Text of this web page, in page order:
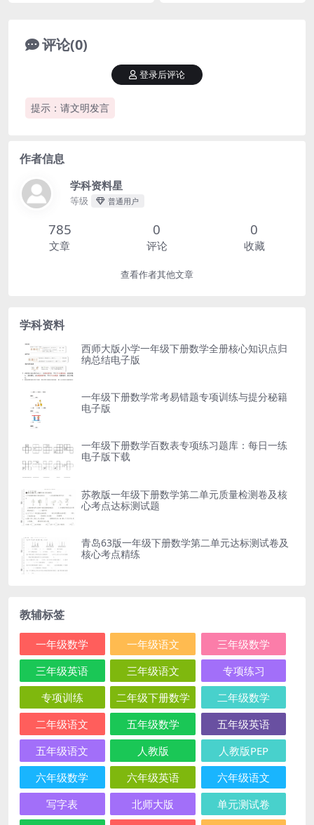
评论(0)
提示：请文明发言
登录后评论
作者信息
学科资料星
等级 普通用户
785
文章
0
评论
0
收藏
查看作者其他文章
学科资料
西师大版小学一年级下册数学全册核心知识点归
纳总结电子版
一年级下册数学常考易错题专项训练与提分秘籍
电子版
一年级下册数学百数表专项练习题库：每日一练
电子版下载
苏教版一年级下册数学第二单元质量检测卷及核
心考点达标测试题
青岛63版一年级下册数学第二单元达标测试卷及
核心考点精练
教辅标签
一年级数学 一年级语文
三年级数学
三年级英语
三年级语文
专项练习
专项训练
二年级下册数学
二年级数学
二年级语文
五年级数学
五年级英语
五年级语文
人教版
人教版PEP
六年级数学
六年级英语
六年级语文
写字表
北师大版
单元测试卷